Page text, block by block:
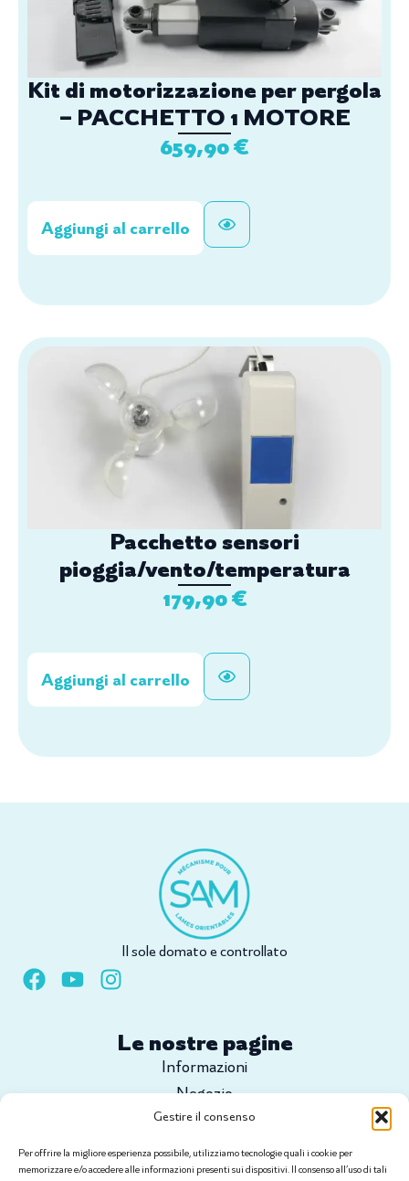
Gestire il consenso
Per offrire la migliore esperienza possibile, utilizziamo tecnologie quali i cookie per
memorizzare e/o accedere alle informazioni presenti sui dispositivi. Il consenso all’uso di tali
Kit di motorizzazione per pergola
– PACCHETTO 1 MOTORE
659,90€
Aggiungi al carrello
Pacchetto sensori
pioggia/vento/temperatura
179,90€
Aggiungi al carrello
Il sole domato e controllato
Le nostre pagine
Informazioni
Negozio
Configura il tuo progetto
Tutorial
Contatti